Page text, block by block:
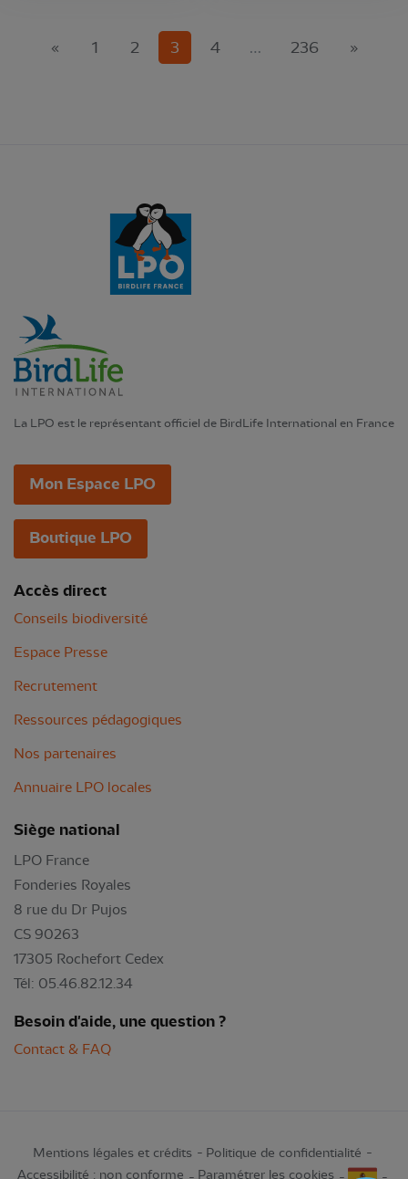
« 1 2 3 (current)
4 … 236 »
La LPO est le représentant officiel de BirdLife International en France
Mon Espace LPO
Boutique LPO
Accès direct
Conseils biodiversité
Espace Presse
Recrutement
Ressources pédagogiques
Nos partenaires
Annuaire LPO locales
Siège national
LPO France
Fonderies Royales
8 rue du Dr Pujos
CS 90263
17305 Rochefort Cedex
Tél: 05.46.82.12.34
Besoin d'aide, une question ?
Contact & FAQ
Mentions légales et crédits
Politique de confidentialité
Accessibilité : non conforme
Paramétrer les cookies